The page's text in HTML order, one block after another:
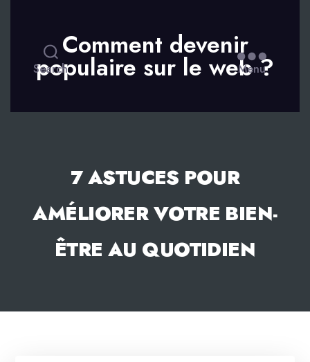
Search
Comment devenir
populaire sur le web ?
Menu
7 ASTUCES POUR
AMÉLIORER VOTRE BIEN-
ÊTRE AU QUOTIDIEN